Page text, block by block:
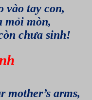
vào tay con,
mỏi mòn,
chưa sinh!
arms,